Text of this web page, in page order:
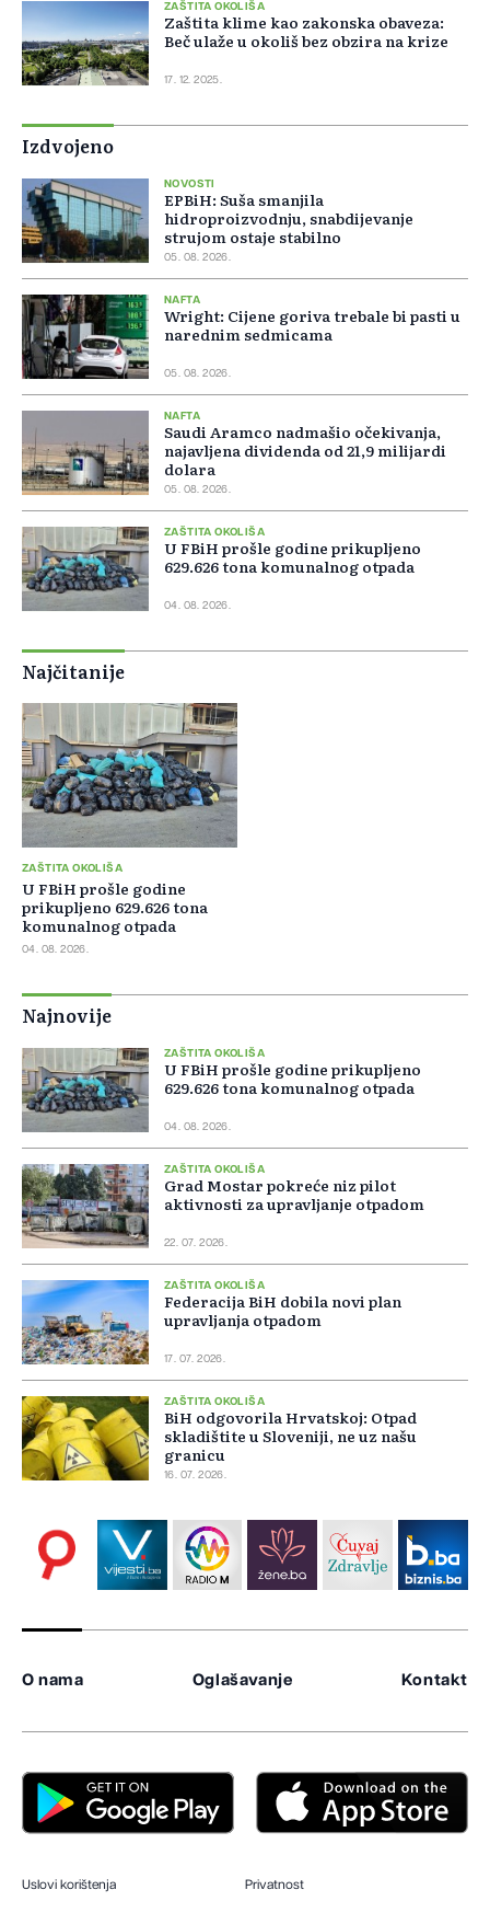
ZAŠTITA OKOLIŠA
Zaštita klime kao zakonska obaveza:
Beč ulaže u okoliš bez obzira na krize
17. 12. 2025.
Izdvojeno
NOVOSTI
EPBiH: Suša smanjila
hidroproizvodnju, snabdijevanje
strujom ostaje stabilno
05. 08. 2026.
NAFTA
Wright: Cijene goriva trebale bi pasti u
narednim sedmicama
05. 08. 2026.
NAFTA
Saudi Aramco nadmašio očekivanja,
najavljena dividenda od 21,9 milijardi
dolara
05. 08. 2026.
ZAŠTITA OKOLIŠA
U FBiH prošle godine prikupljeno
629.626 tona komunalnog otpada
04. 08. 2026.
Najčitanije
ZAŠTITA OKOLIŠA
U FBiH prošle godine
prikupljeno 629.626 tona
komunalnog otpada
04. 08. 2026.
Najnovije
ZAŠTITA OKOLIŠA
U FBiH prošle godine prikupljeno
629.626 tona komunalnog otpada
04. 08. 2026.
ZAŠTITA OKOLIŠA
Grad Mostar pokreće niz pilot
aktivnosti za upravljanje otpadom
22. 07. 2026.
ZAŠTITA OKOLIŠA
Federacija BiH dobila novi plan
upravljanja otpadom
17. 07. 2026.
ZAŠTITA OKOLIŠA
BiH odgovorila Hrvatskoj: Otpad
skladištite u Sloveniji, ne uz našu
granicu
16. 07. 2026.
O nama Oglašavanje Kontakt
Uslovi korištenja Privatnost